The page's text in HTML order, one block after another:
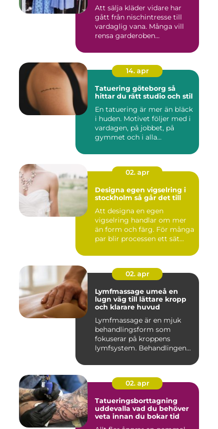
Att sälja kläder vidare har
gått från nischintresse till
vardaglig vana. Många vill
rensa garderoben...
14. apr
Tatuering göteborg så
hittar du rätt studio och stil
En tatuering är mer än bläck
i huden. Motivet följer med i
vardagen, på jobbet, på
gymmet och i alla...
02. apr
Designa egen vigselring i
stockholm så går det till
Att designa en egen
vigselring handlar om mer
än form och färg. För många
par blir processen ett sät...
02. apr
Lymfmassage umeå en
lugn väg till lättare kropp
och klarare huvud
Lymfmassage är en mjuk
behandlingsform som
fokuserar på kroppens
lymfsystem. Behandlingen
02. apr
Tatueringsborttagning
uddevalla vad du behöver
veta innan du bokar tid